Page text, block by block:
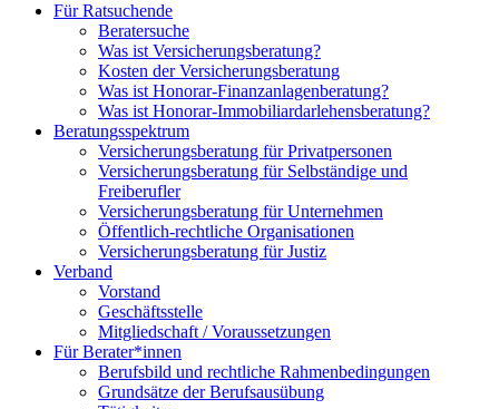
Für Ratsuchende
Beratersuche
Was ist Versicherungsberatung?
Kosten der Versicherungsberatung
Was ist Honorar-Finanzanlagenberatung?
Was ist Honorar-Immobiliardarlehensberatung?
Beratungsspektrum
Versicherungsberatung für Privatpersonen
Versicherungsberatung für Selbständige und
Freiberufler
Versicherungsberatung für Unternehmen
Öffentlich-rechtliche Organisationen
Versicherungsberatung für Justiz
Verband
Vorstand
Geschäftsstelle
Mitgliedschaft / Voraussetzungen
Für Berater*innen
Berufsbild und rechtliche Rahmenbedingungen
Grundsätze der Berufsausübung